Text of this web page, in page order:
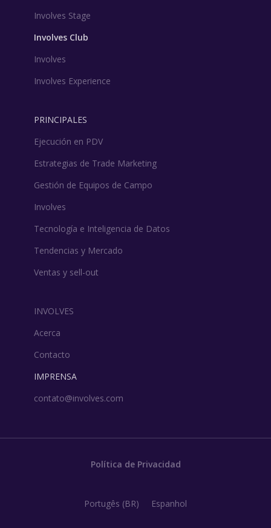
Involves Stage
Involves Club
Involves
Involves Experience
PRINCIPALES
Ejecución en PDV
Estrategias de Trade Marketing
Gestión de Equipos de Campo
Involves
Tecnología e Inteligencia de Datos
Tendencias y Mercado
Ventas y sell-out
INVOLVES
Acerca
Contacto
IMPRENSA
contato@involves.com
Política de Privacidad
Portugês (BR) Espanhol